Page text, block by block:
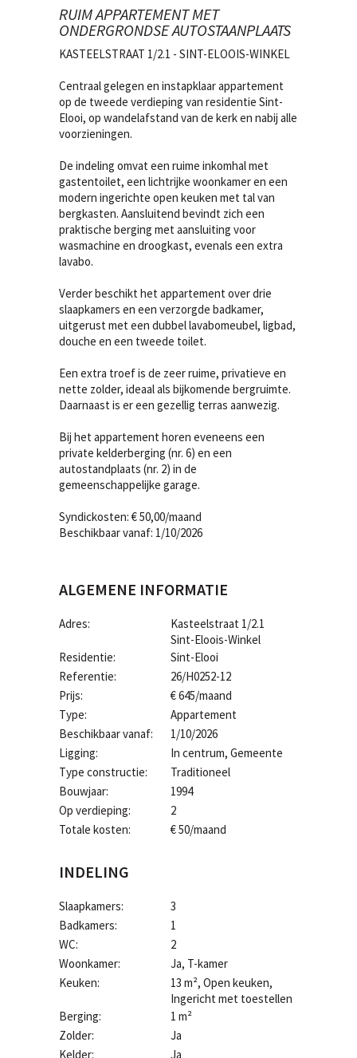
RUIM APPARTEMENT MET
ONDERGRONDSE AUTOSTAANPLAATS
KASTEELSTRAAT 1/2.1 - SINT-ELOOIS-WINKEL
Centraal gelegen en instapklaar appartement
op de tweede verdieping van residentie Sint-
Elooi, op wandelafstand van de kerk en nabij alle
voorzieningen.
De indeling omvat een ruime inkomhal met
gastentoilet, een lichtrijke woonkamer en een
modern ingerichte open keuken met tal van
bergkasten. Aansluitend bevindt zich een
praktische berging met aansluiting voor
wasmachine en droogkast, evenals een extra
lavabo.
Verder beschikt het appartement over drie
slaapkamers en een verzorgde badkamer,
uitgerust met een dubbel lavabomeubel, ligbad,
douche en een tweede toilet.
Een extra troef is de zeer ruime, privatieve en
nette zolder, ideaal als bijkomende bergruimte.
Daarnaast is er een gezellig terras aanwezig.
Bij het appartement horen eveneens een
private kelderberging (nr. 6) en een
autostandplaats (nr. 2) in de
gemeenschappelijke garage.
Syndickosten: € 50,00/maand
Beschikbaar vanaf: 1/10/2026
ALGEMENE INFORMATIE
Adres:
Kasteelstraat 1/2.1
Sint-Eloois-Winkel
Residentie:
Sint-Elooi
Referentie:
26/H0252-12
Prijs:
€ 645/maand
Type:
Appartement
Beschikbaar vanaf:
1/10/2026
Ligging:
In centrum, Gemeente
Type constructie:
Traditioneel
Bouwjaar:
1994
Op verdieping:
2
Totale kosten:
€ 50/maand
INDELING
Slaapkamers:
3
Badkamers:
1
WC:
2
Woonkamer:
Ja, T-kamer
Keuken:
13 m², Open keuken,
Ingericht met toestellen
Berging:
1 m²
Zolder:
Ja
Kelder:
Ja